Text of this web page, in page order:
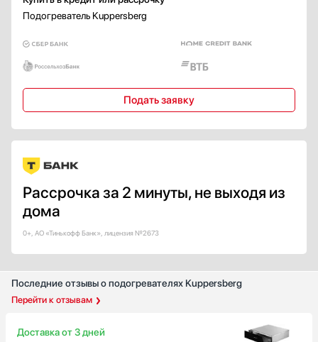
Подогреватель Kuppersberg
Подать заявку
Рассрочка за 2 минуты, не выходя из
дома
0+, АО «Тинькофф Банк», лицензия №2673
Последние отзывы о подогревателях Kuppersberg
Перейти к отзывам
Доставка от 3 дней